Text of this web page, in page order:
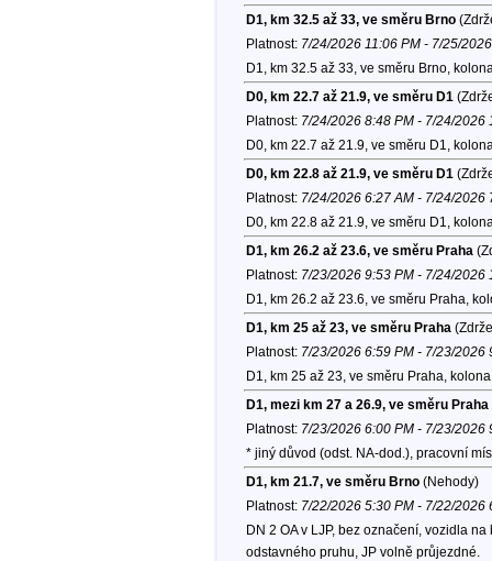
D1, km 32.5 až 33, ve směru Brno
Platnost: 7/24/2026 11:06 PM - 7/25/
D1, km 32.5 až 33, ve směru Brno,
D0, km 22.7 až 21.9, ve směru D1
Platnost: 7/24/2026 8:48 PM - 7/24/2026
D0, km 22.7 až 21.9, ve směru D1,
D0, km 22.8 až 21.9, ve směru D1
Platnost: 7/24/2026 6:27 AM - 7/24/2026
D0, km 22.8 až 21.9, ve směru D1,
D1, km 26.2 až 23.6, ve směru Praha
Platnost: 7/23/2026 9:53 PM - 7/24/2026
D1, km 26.2 až 23.6, ve směru Praha,
D1, km 25 až 23, ve směru Praha
Platnost: 7/23/2026 6:59 PM - 7/23/2026
D1, km 25 až 23, ve směru Praha,
D1, mezi km 27 a 26.9, ve směru Praha
Platnost: 7/23/2026 6:00 PM - 7/23/2026
* jiný důvod (odst. NA-dod.), pracovní
D1, km 21.7, ve směru Brno(Nehody)
Platnost: 7/22/2026 5:30 PM - 7/22/2026
DN 2 OA v LJP, bez označení, vozidla
odstavného pruhu, JP volně průjezdné.